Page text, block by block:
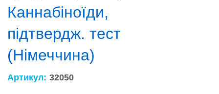
Каннабіноїди,
підтвердж. тест
(Німеччина)
Артикул: 32050